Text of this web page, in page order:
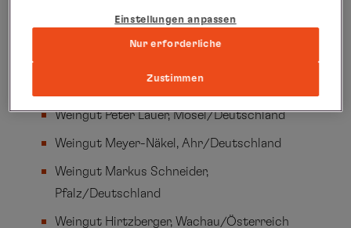
Weingut Jürgen Ellwanger,
Württemberg/Deutschland
Weingut Peter Lauer, Mosel/Deutschland
Weingut Meyer-Näkel, Ahr/Deutschland
Weingut Markus Schneider,
Pfalz/Deutschland
Weingut Hirtzberger, Wachau/Österreich
Einstellungen anpassen
Nur erforderliche
Zustimmen